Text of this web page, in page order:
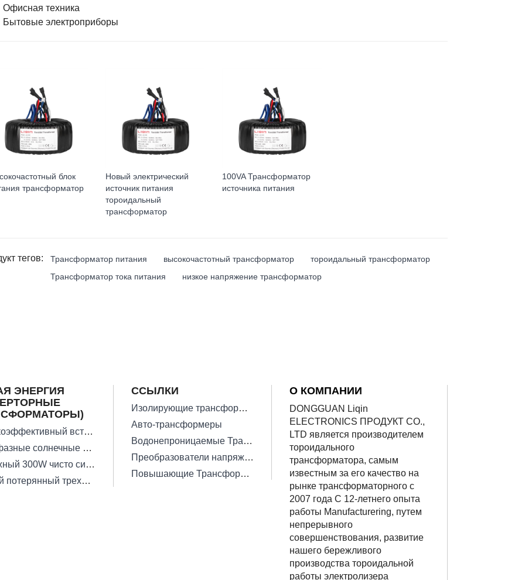
Офисная техника
Бытовые электроприборы
блок
трансформатор
Новый электрический
источник питания
тороидальный
трансформатор
100VA Трансформатор
источника питания
тегов: Трансформатор питания высокочастотный трансформатор
тороидальный трансформатор
Трансформатор тока питания
низкое напряжение трансформатор
ЭНЕРГИЯ
Высокоэффективный встроенный солнечный инверторный трансформатор
Однофазные солнечные инверторные трансформаторы
Надежный 300W чисто синусоидальный инверторный трансформатор
Низкий потерянный трехфазный солнечный трансформатор вне сети
ССЫЛКИ
Изолирующие трансформаторы
Авто-трансформеры
Водонепроницаемые Трансформаторы
Преобразователи напряжения
Повышающие Трансформаторы
О КОМПАНИИ
DONGGUAN Liqin
ELECTRONICS ПРОДУКТ CO.,
LTD является производителем
тороидального
трансформатора, самым
известным за его качество на
рынке трансформаторного с
2007 года С 12-летнего опыта
работы Manufacturering, путем
непрерывного
совершенствования, развитие
нашего бережливого
производства тороидальной
работы электролизера